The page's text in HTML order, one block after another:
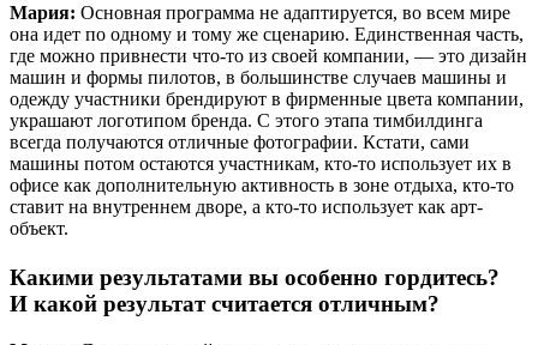
Мария: Основная программа не адаптируется, во всем мире
она идет по одному и тому же сценарию. Единственная часть,
где можно привнести что-то из своей компании, — это дизайн
машин и формы пилотов, в большинстве случаев машины и
одежду участники брендируют в фирменные цвета компании,
украшают логотипом бренда. С этого этапа тимбилдинга
всегда получаются отличные фотографии. Кстати, сами
машины потом остаются участникам, кто-то использует их в
офисе как дополнительную активность в зоне отдыха, кто-то
ставит на внутреннем дворе, а кто-то использует как арт-
объект.
Какими результатами вы особенно гордитесь?
И какой результат считается отличным?